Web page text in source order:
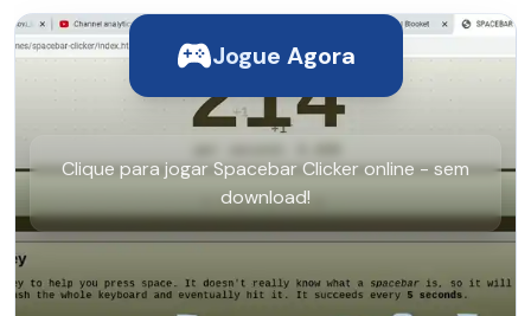
Jogue Agora
Clique para jogar Spacebar Clicker online - sem
download!